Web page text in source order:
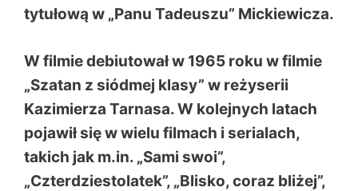
tytułową w „Panu Tadeuszu” Mickiewicza.
W filmie debiutował w 1965 roku w filmie
„Szatan z siódmej klasy” w reżyserii
Kazimierza Tarnasa. W kolejnych latach
pojawił się w wielu filmach i serialach,
takich jak m.in. „Sami swoi”,
„Czterdziestolatek”, „Blisko, coraz bliżej”,